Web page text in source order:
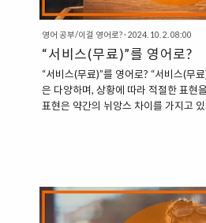
영어 공부/이걸 영어로?· 2024. 10. 2. 08:00
“서비스(무료)”를 영어로?
“서비스(무료)”를 영어로? “서비스(무
은 다양하며, 상황에 따라 적절한 표현
표현은 약간의 뉘앙스 차이를 가지고
든 서비스는 무료입니다.) 2.
는”을 의미하며, 특히 호텔, 식당, 또는
료 서비스를 표현할 때 사용됩니다.